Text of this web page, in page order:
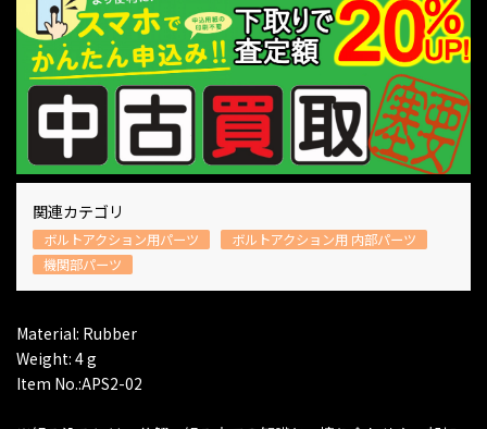
関連カテゴリ
ボルトアクション用パーツ
ボルトアクション用 内部パーツ
機関部パーツ
Material: Rubber
Weight: 4 g
Item No.:APS2-02